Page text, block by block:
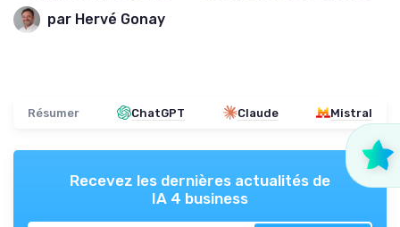
par Hervé Gonay
Résumer ChatGPT Claude Mistral
Recevez les dernières actualités de
IA 4 business